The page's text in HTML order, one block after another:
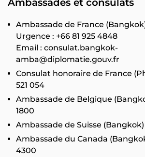
Ambassades et consulats
Ambassade de France (Bangkok)
Urgence : +66 81 925 4848
Email : consulat.bangkok-
amba@diplomatie.gouv.fr
Consulat honoraire de France
521 054
Ambassade de Belgique
1800
Ambassade de Suisse (Bangkok)
Ambassade du Canada
4300